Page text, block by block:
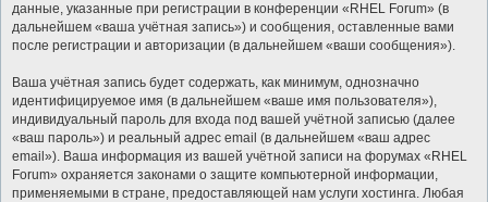
данные, указанные при регистрации в конференции «RHEL Forum» (в
дальнейшем «ваша учётная запись») и сообщения, оставленные вами
после регистрации и авторизации (в дальнейшем «ваши сообщения»).
Ваша учётная запись будет содержать, как минимум, однозначно
идентифицируемое имя (в дальнейшем «ваше имя пользователя»),
индивидуальный пароль для входа под вашей учётной записью (далее
«ваш пароль») и реальный адрес email (в дальнейшем «ваш адрес
email»). Ваша информация из вашей учётной записи на форумах «RHEL
Forum» охраняется законами о защите компьютерной информации,
применяемыми в стране, предоставляющей нам услуги хостинга. Любая